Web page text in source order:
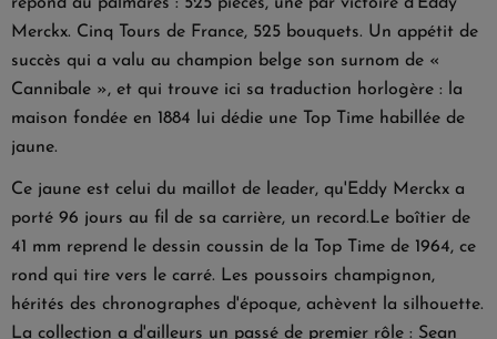
Merckx. Cinq Tours de France, 525 bouquets. Un appétit de
succès qui a valu au champion belge son surnom de «
Cannibale », et qui trouve ici sa traduction horlogère : la
maison fondée en 1884 lui dédie une Top Time habillée de
jaune.
Ce jaune est celui du maillot de leader, qu'Eddy Merckx a
porté 96 jours au fil de sa carrière, un record.Le boîtier de
41 mm reprend le dessin coussin de la Top Time de 1964, ce
rond qui tire vers le carré. Les poussoirs champignon,
hérités des chronographes d'époque, achèvent la silhouette.
La collection a d'ailleurs un passé de premier rôle : Sean